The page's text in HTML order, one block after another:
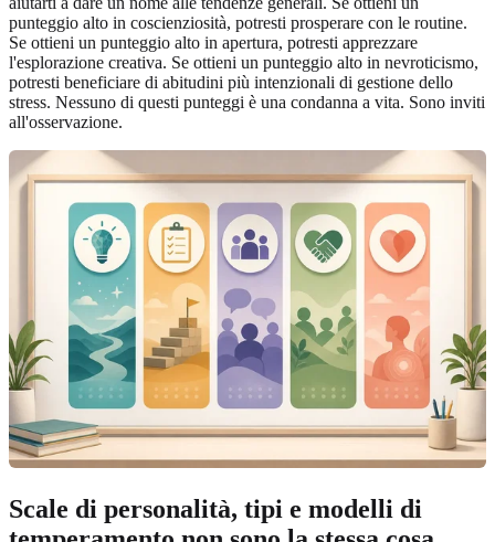
punteggio alto in coscienziosità, potresti prosperare con le routine.
Se ottieni un punteggio alto in apertura, potresti apprezzare
l'esplorazione creativa. Se ottieni un punteggio alto in nevroticismo,
potresti beneficiare di abitudini più intenzionali di gestione dello
stress. Nessuno di questi punteggi è una condanna a vita. Sono inviti
all'osservazione.
Scale di personalità, tipi e modelli di